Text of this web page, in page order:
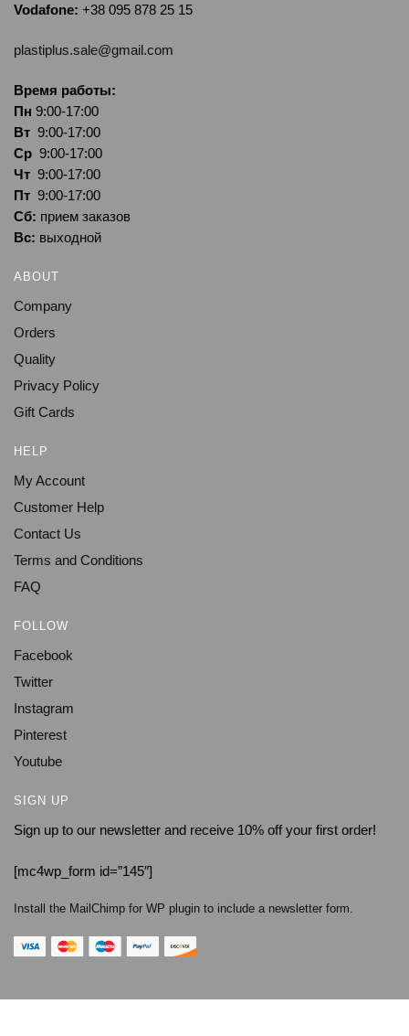
Vodafone: +38 095 878 25 15
plastiplus.sale@gmail.com
Время работы:
Пн 9:00-17:00
Вт 9:00-17:00
Ср 9:00-17:00
Чт 9:00-17:00
Пт 9:00-17:00
Сб: прием заказов
Вс: выходной
ABOUT
Company
Orders
Quality
Privacy Policy
Gift Cards
HELP
My Account
Customer Help
Contact Us
Terms and Conditions
FAQ
FOLLOW
Facebook
Twitter
Instagram
Pinterest
Youtube
SIGN UP
Sign up to our newsletter and receive 10% off your first order!
[mc4wp_form id=”145″]
Install the MailChimp for WP plugin to include a newsletter form.